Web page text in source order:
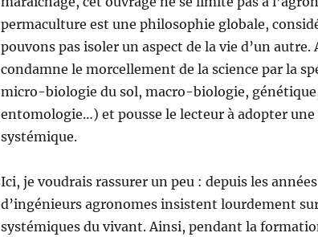
permaculture est une philosophie globale,
pouvons pas isoler un aspect de la vie d’un autre.
condamne le morcellement de la science par la
micro-biologie du sol, macro-biologie,
entomologie…) et pousse le lecteur à adopter
systémique.
Ici, je voudrais rassurer un peu : depuis les
d’ingénieurs agronomes insistent lourdement
systémiques du vivant. Ainsi, pendant la